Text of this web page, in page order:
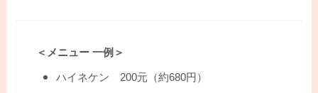
＜メニュー 一例＞
ハイネケン 200元（約680円）